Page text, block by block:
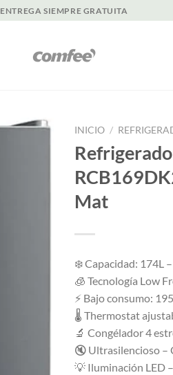
ENTREGA SIEMPRE GRATUITA
INICIO /
Mat
❄️ Capacidad: 174L
🧊 Tecnología Low
⚡ Bajo consumo:
🌡️ Thermostat
🔬 Congélador 4
🔇 Ultrasilencioso –
💡 Iluminación LED